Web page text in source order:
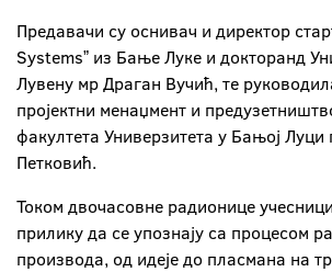
Предавачи су оснивач и директор
Systemsˮ из Бање Луке и докторанд
Лувену мр Драган Вучић, те
пројектни менаџмент и
факултета Универзитета у Бањој
Петковић.
Током двочасовне радионице
прилику да се упознају са процесом
производа, од идеје до пласмана на